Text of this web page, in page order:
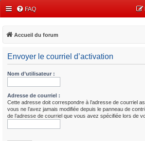
FAQ
Accueil du forum
Envoyer le courriel d’activation
Nom d’utilisateur :
Adresse de courriel :
Cette adresse doit correspondre à l’adresse de courriel
vous ne l’avez jamais modifiée depuis le panneau de
de l’adresse de courriel que vous avez spécifiée lors de